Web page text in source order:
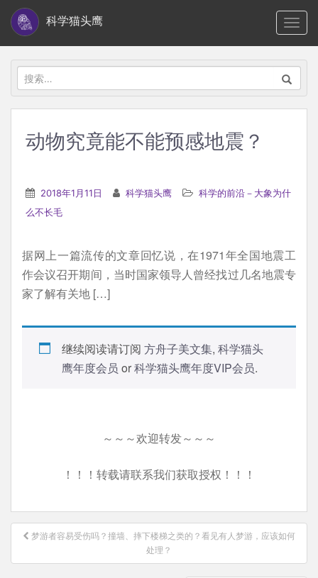
i
科学猫头鹰
搜
索：
动物究竟能不能预感地震？
2018年1月11日 科学猫头鹰
科学的前沿－大象为什
么不长毛
据网上一篇流传的文章回忆说，在1971年全国地震工
作会议召开期间，当时国家领导人曾经找过几名地震专
家了解有关地 […]
继续阅读请订阅 方舟子美文集, 科学猫头
鹰年度会员 or科学猫头鹰年度VIP会员.
～～～欢迎转发～～～
！！！转载请联系我们获取授权！！！
文
导
梦游者容易受伤吗？撞墙、摔下楼梯之类的？看见有人梦游，应该如何
处理？